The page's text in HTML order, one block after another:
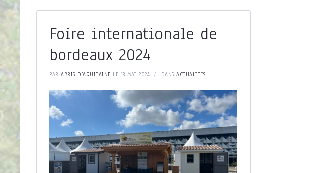
Foire internationale de
bordeaux 2024
PARABRIS D'AQUITAINE LE 18 MAI 2024 DANSACTUALITÉS